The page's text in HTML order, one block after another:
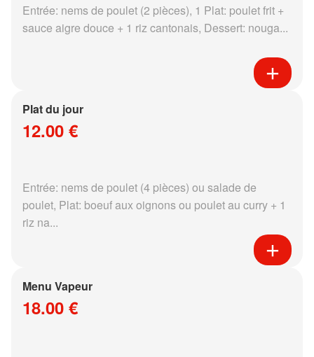
Entrée: nems de poulet (2 pièces), 1 Plat: poulet frit +
sauce aigre douce + 1 riz cantonais, Dessert: nouga...
Plat du jour
12.00 €
Entrée: nems de poulet (4 pièces) ou salade de
poulet, Plat: boeuf aux oignons ou poulet au curry + 1
riz na...
Menu Vapeur
18.00 €